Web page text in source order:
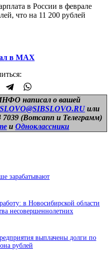
в России в феврале
что на 11 200 рублей
в МАХ
написал о вашей
SLOVO@SIBSLOVO.RU или
7039 (Вотсапп и Телеграмм)
и Одноклассники
зарабатывают
в Новосибирской области
несовершеннолетних
выплачены долги по
рублей